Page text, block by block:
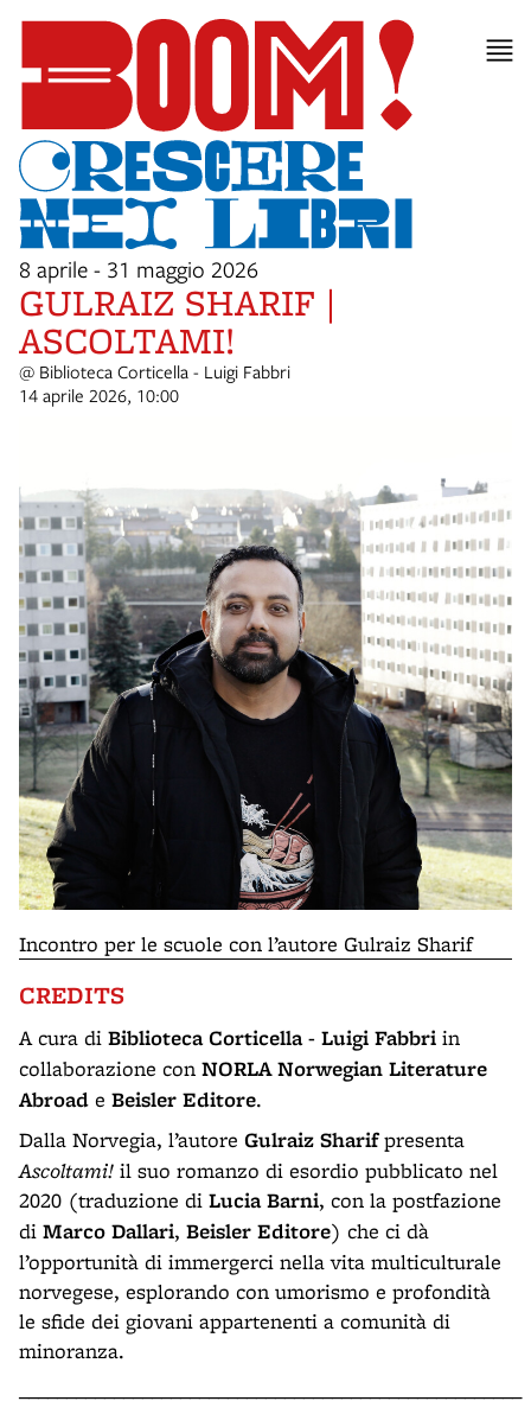
8 aprile - 31 maggio 2026
GULRAIZ SHARIF |
ASCOLTAMI!
@ Biblioteca Corticella - Luigi Fabbri
14 aprile 2026, 10:00
Incontro per le scuole con l’autore Gulraiz Sharif
CREDITS
A cura di Biblioteca Corticella - Luigi Fabbri in
collaborazione con NORLA Norwegian Literature
Abroad e Beisler Editore.
Dalla Norvegia, l’autore Gulraiz Sharifpresenta
Ascoltami! il suo romanzo di esordio pubblicato nel
2020 (traduzione di Lucia Barni, con la postfazione
di Marco Dallari, Beisler Editore) che ci dà
l’opportunità di immergerci nella vita multiculturale
norvegese, esplorando con umorismo e profondità
le sfide dei giovani appartenenti a comunità di
minoranza.